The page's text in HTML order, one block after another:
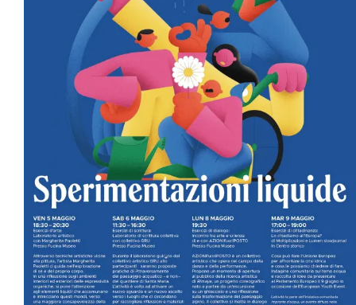
In rete con